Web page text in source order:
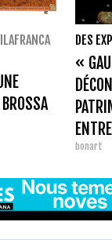
DES
«
bonart